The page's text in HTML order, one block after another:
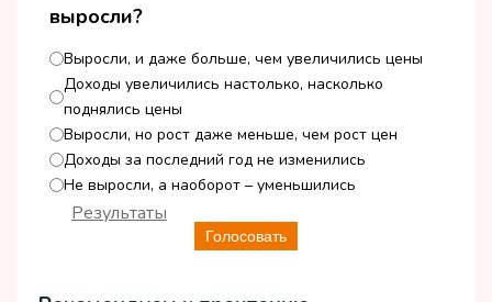
выросли?
Выросли, и даже больше, чем увеличились цены
Доходы увеличились настолько, насколько
поднялись цены
Выросли, но рост даже меньше, чем рост цен
Доходы за последний год не изменились
Не выросли, а наоборот – уменьшились
Голосовать
Результаты